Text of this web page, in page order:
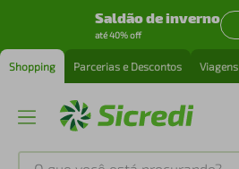
Saldão de inverno
até 40% off
Shopping Parcerias e Descontos Viagens
O que você está procurando?